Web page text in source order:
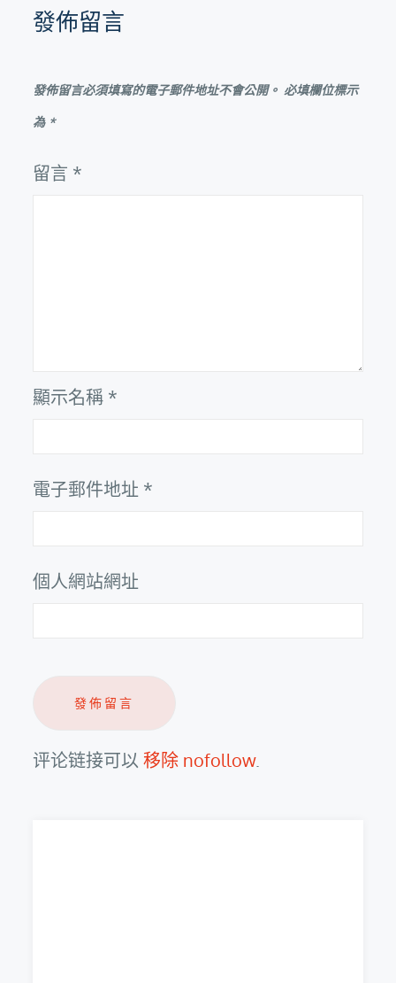
發佈留言
發佈留言必須填寫的電子郵件地址不會公開。 必填欄位標示
為 *
留言 *
顯示名稱 *
電子郵件地址 *
個人網站網址
评论链接可以移除 nofollow.